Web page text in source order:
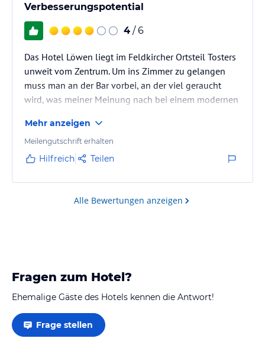
Verbesserungspotential
4 / 6
Das Hotel Löwen liegt im Feldkircher Ortsteil Tosters
unweit vom Zentrum. Um ins Zimmer zu gelangen
muss man an der Bar vorbei, an der viel geraucht
wird, was meiner Meinung nach bei einem modernen
Einrichtungkönnte da und dort eine Erneuerung
vertragen. In diesem Haus weiß man allerdings nicht,
ob es modern oder rustikal sein soll. Die
Raumgestalter wäre anzuregen.
Mehr anzeigen
Meilengutschrift erhalten
Hilfreich Teilen
Alle Bewertungen anzeigen
Fragen zum Hotel?
Ehemalige Gäste des Hotels kennen die Antwort!
Frage stellen